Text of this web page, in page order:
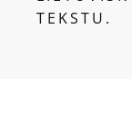
TEKSTU.